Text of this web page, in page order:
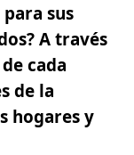
sus
A través
cada
de la
hogares y